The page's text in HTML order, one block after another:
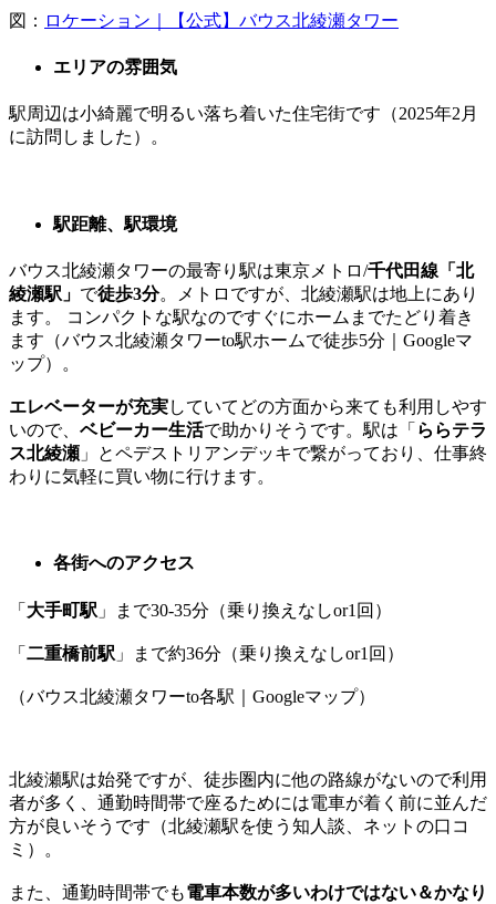
図： ロケーション｜【公式】バウス北綾瀬タワー
エリアの雰囲気
駅周辺は小綺麗で明るい落ち着いた住宅街です（2025年2月
に訪問しました）。
駅距離、駅環境
バウス北綾瀬タワーの最寄り駅は東京メトロ/千代田線「北
綾瀬駅」 で徒歩3分。メトロですが、北綾瀬駅は地上にあり
ます。 コンパクトな駅なのですぐにホームまでたどり着き
ます（バウス北綾瀬タワーto駅ホームで徒歩5分｜Googleマ
ップ）。
エレベーターが充実していてどの方面から来ても利用しやす
いので、 ベビーカー生活で助かりそうです。駅は「 ららテラ
ス北綾瀬 」とペデストリアンデッキで繋がっており、仕事終
わりに気軽に買い物に行けます。
各街へのアクセス
「 大手町駅 」まで30-35分（乗り換えなしor1回）
「 二重橋前駅 」まで約36分（乗り換えなしor1回）
（バウス北綾瀬タワーto各駅｜Googleマップ）
北綾瀬駅は始発ですが、徒歩圏内に他の路線がないので利用
者が多く、通勤時間帯で座るためには電車が着く前に並んだ
方が良いそうです（北綾瀬駅を使う知人談、ネットの口コ
ミ）。
また、通勤時間帯でも電車本数が多いわけではない＆かなり